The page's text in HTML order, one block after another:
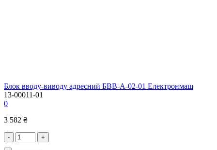
Блок вводу-виводу адресний БВВ-А-02-01 Електронмаш
13-00011-01
0
3 582 ₴
- +